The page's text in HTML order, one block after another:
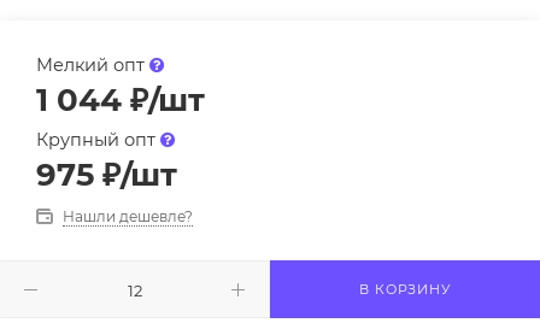
Мелкий опт
1 044 ₽/шт
Крупный опт
975 ₽/шт
Нашли дешевле?
В КОРЗИНУ